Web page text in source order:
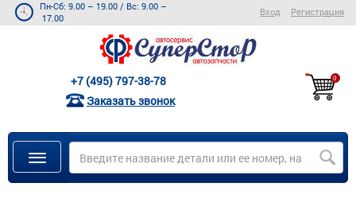
Пн-Сб: 9.00 – 19.00 / Вс: 9.00 –
17.00
Вход Регистрация
+7 (495) 797-38-78
Заказать звонок
0